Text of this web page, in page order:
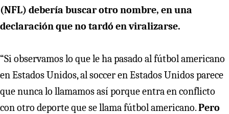
(NFL) debería buscar otro nombre, en una
declaración que no tardó en viralizarse.
“Si observamos lo que le ha pasado al fútbol americano
en Estados Unidos, al soccer en Estados Unidos parece
que nunca lo llamamos así porque entra en conflicto
con otro deporte que se llama fútbol americano.Pero